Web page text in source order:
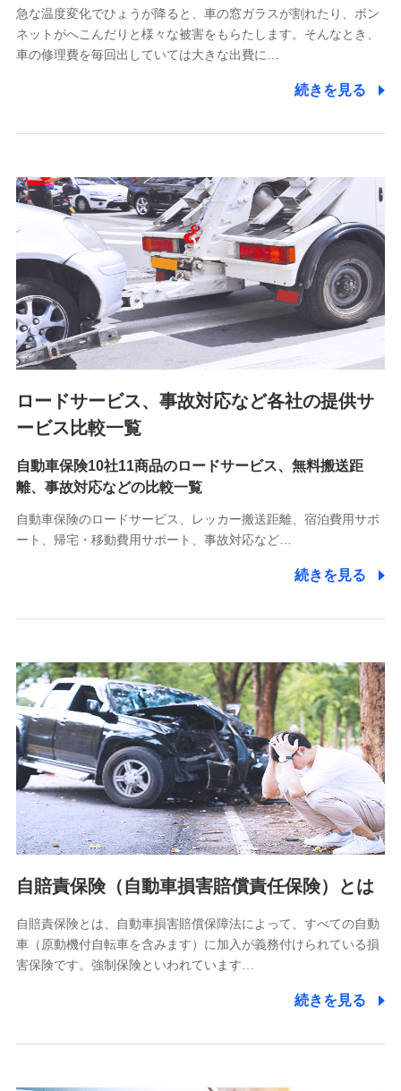
上記に係る連絡・手続き・管理等付帯業務を行うため
5.通話録音にて取得する情報
7.社員（従業者）の個人情報
人事･勤怠･健康・労務等の管理、給与支給、福利厚生・採用
退職関連処理等の各種手続きのため、当社と従業員または従
業員同士の連絡のため
8.取引先個人情報
取引先としての選定業務、営業情報の提供業務、契約締結手
続き業務、取引管理業務、およびこれらに準ずる業務の遂行
のため
9.お問い合わせ情報
各種お問い合わせに対応するため
10.受託業務の 個人情報
受託業務の遂行およびこれらに準ずる業務の遂行のため
11.マイカー通勤管理クラウド並びに法人向けASPサー
をお送りするため
分析するため
当社の対応品質向上やお問い合わせ内容の正確な把握のため
個人情報保護管理者の職名、連絡先
株式会社ドコモ・インシュアランス 営業部長
〒103-0013 東京都中央区日本橋人形町2-14-10 アーバン
ネット日本橋ビル 3F
株式会社ドコモ・インシュアランス
個人情報の第三者提供について
除き、第三者に提供いたしません。
業務の委託
当社は利用目的の達成に必要な範囲内において個人情報の取
急な温度変化でひょうが降ると、車の窓ガラスが割れたり、ボン
ネットがへこんだりと様々な被害をもらたします。そんなとき、
車の修理費を毎回出していては大きな出費に…
続きを見る
ロードサービス、事故対応など各社の提供サ
ービス比較一覧
自動車保険10社11商品のロードサービス、無料搬送距
離、事故対応などの比較一覧
自動車保険のロードサービス、レッカー搬送距離、宿泊費用サポ
ート、帰宅・移動費用サポート、事故対応など…
続きを見る
自賠責保険（自動車損害賠償責任保険）とは
自賠責保険とは、自動車損害賠償保障法によって、すべての自動
車（原動機付自転車を含みます）に加入が義務付けられている損
害保険です。強制保険といわれています…
続きを見る